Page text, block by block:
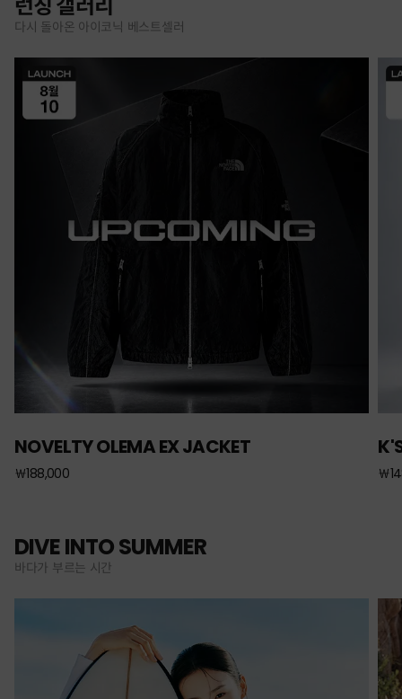
런칭 갤러리
다시 돌아온 아이코닉 베스트셀러
NOVELTY OLEMA EX JACKET
￦188,000 ￦
DIVE INTO SUMMER
바다가 부르는 시간